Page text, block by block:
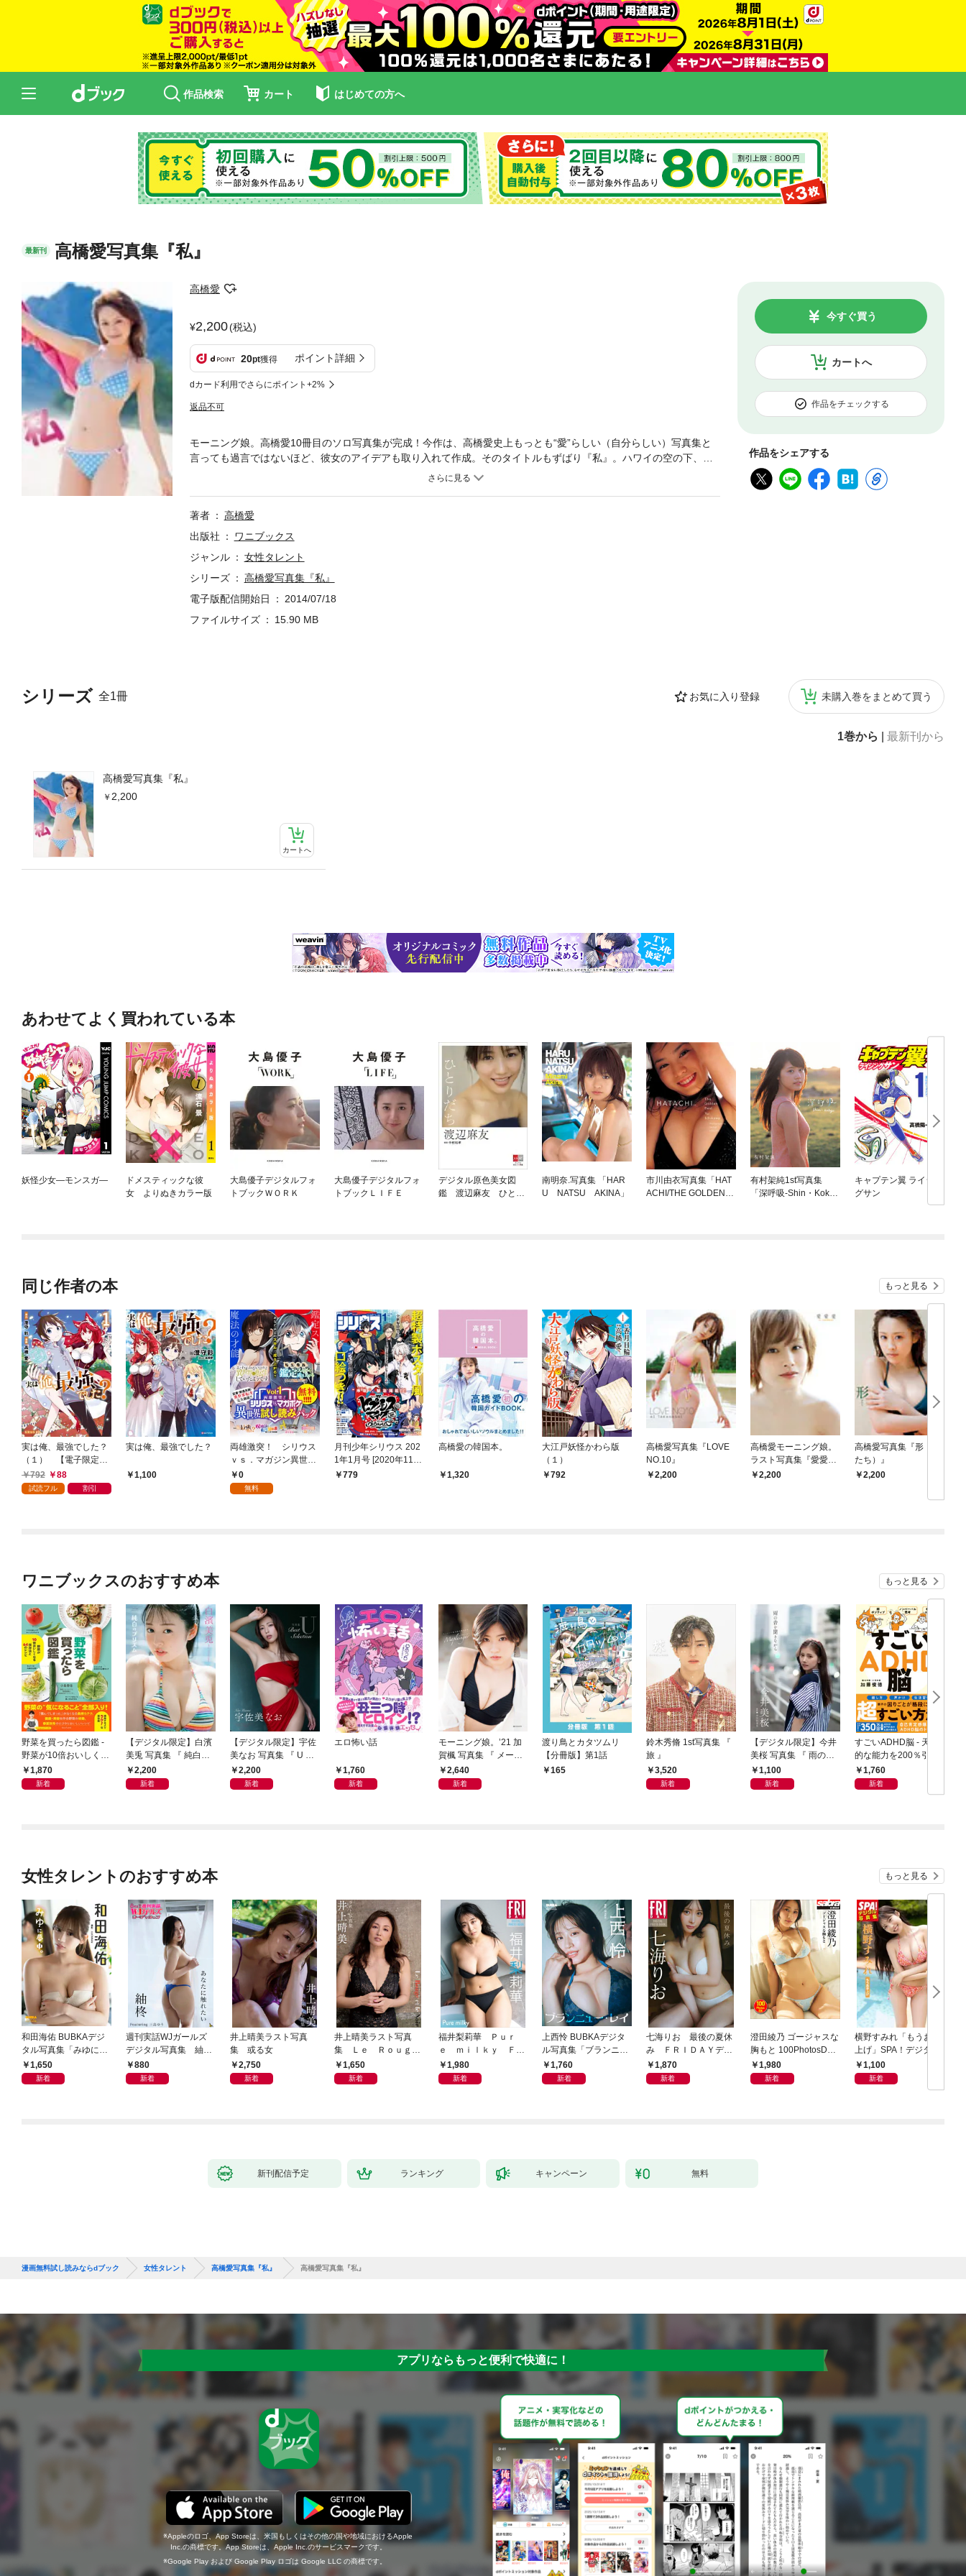
作品検索 カート はじめての方へ
最新刊 高橋愛写真集『私』
高橋愛
2,200(税込)
20pt獲得 ポイント詳細
dカード利用でさらにポイント+2%
返品不可
カートへ
今すぐ買う
作品をチェックする
作品をシェアする
シリーズ 全1冊 お気に入り登録 未購入巻をまとめて買う
1巻から 最新刊から
高橋愛写真集『私』
2,200
カートへ
モーニング娘。高橋愛10冊目のソロ写真集が完成！今作は、高橋愛史上もっとも“愛”らしい（自分らしい）写真集と
言っても過言ではないほど、彼女のアイデアも取り入れて作成。そのタイトルもずばり『私』。ハワイの空の下、元
気いっぱいスマイル全開の愛ちゃん。ポップな衣装ではしゃぐキュートな愛ちゃん。22歳らしくセクシーに大人っぽ
著者
高橋愛
出版社
ワニブックス
ジャンル
女性タレント
シリーズ
高橋愛写真集『私』
電子版配信開始日
2014/07/18
ファイルサイズ
15.90 MB
あわせてよく買われている本
妖怪少女—モンスガ—
ドメスティックな彼
女 よりぬきカラー版
大島優子デジタルフォ
トブックＷＯＲＫ
大島優子デジタルフォ
トブックＬＩＦＥ
デジタル原色美女図
鑑 渡辺麻友 ひとり
南明奈.写真集 「HAR
U NATSU AKINA」
市川由衣写真集「HAT
ACHI/THE GOLDEN B
有村架純1st写真集
「深呼吸-Shin・Kokyu
キャプテン翼 ライジン
グサン
同じ作者の本 もっと見る
実は俺、最強でした？
（１） 【電子限定特
典ペーパー付き】
792 88
試読フル 割引
実は俺、最強でした？
1,100
両雄激突！ シリウス
ｖｓ．マガジン異世界
試し読みパック 第１
幕
0
無料
月刊少年シリウス 202
1年1月号 [2020年11月
26日発売]
779
高橋愛の韓国本。
1,320
大江戸妖怪かわら版
（１）
792
高橋愛写真集『LOVE
NO.10』
2,200
高橋愛モーニング娘。
ラスト写真集『愛愛
愛』2,200
高橋愛写真集『形（か
たち）』
2,200
ワニブックスのおすすめ本 もっと見る
野菜を買ったら図鑑 -
野菜が10倍おいしくな
る保存法と64のレシピ
-
1,870
新着
【デジタル限定】白濱
美兎 写真集 『 純白の
プリズム 』
2,200
新着
【デジタル限定】宇佐
美なお 写真集 『 U ～
Best Selection ～ 』
2,200
新着
エロ怖い話
1,760
新着
モーニング娘。’21 加
賀楓 写真集 『 メープ
ルシュガー 』
2,640
新着
渡り鳥とカタツムリ
【分冊版】第1話
165
鈴木秀脩 1st写真集 『
旅 』
3,520
新着
【デジタル限定】今井
美桜 写真集 『 雨の音
を聞きながら 』
1,100
新着
すごいADHD脳 - 天才
的な能力を200％引き
出す方法 -
1,760
新着
女性タレントのおすすめ本 もっと見る
和田海佑 BUBKAデジ
タル写真集「みゆに夢
中。」
1,650
新着
週刊実話WJガールズ
デジタル写真集 紬柊
「あなたに触れたい」
featuring 三島ゆう
880
新着
井上晴美ラスト写真
集 或る女
2,750
新着
井上晴美ラスト写真
集 Ｌｅ Ｒｏｕｇ
ｅ ｅｔ ｌｅ Ｎｏ
ｉｒ
1,650
新着
福井梨莉華 Ｐｕｒ
ｅ ｍｉｌｋｙ ＦＲ
ＩＤＡＹデジタル写真
集
1,980
新着
上西怜 BUBKAデジタ
ル写真集「ブランニュ
ー・レイ」
1,760
新着
七海りお 最後の夏休
み ＦＲＩＤＡＹデジ
タル写真集
1,870
新着
澄田綾乃 ゴージャスな
胸もと 100PhotosDX[s
abra net e-Book]
1,980
新着
横野すみれ「もうお手
上げ」SPA！デジタル
写真集
1,100
新着
新刊配信予定 ランキング キャンペーン 無料
漫画無料試し読みならdブック 女性タレント 高橋愛写真集『私』 高橋愛写真集『私』
アプリならもっと便利で快適に！
Appleのロゴ、App Storeは、米国もしくはその他の国や地域におけるApple
Inc.の商標です。App Storeは、Apple Inc.のサービスマークです。
Google Play および Google Play ロゴは Google LLC の商標です。